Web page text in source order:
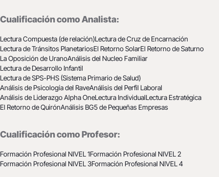
Cualificación como Analista:
Lectura Compuesta (de relación)Lectura de Cruz de Encarnación
Lectura de Tránsitos PlanetariosEl Retorno SolarEl Retorno de Saturno
La Oposición de UranoAnálisis del Nucleo Familiar
Lectura de Desarrollo Infantil
Lectura de SPS-PHS (Sistema Primario de Salud)
Análisis de Psicología del RaveAnálisis del Perfil Laboral
Análisis de Liderazgo Alpha OneLectura IndividualLectura Estratégica
El Retorno de QuirónAnálisis BG5 de Pequeñas Empresas
Cualificación como Profesor:
Formación Profesional NIVEL 1Formación Profesional NIVEL 2
Formación Profesional NIVEL 3Formación Profesional NIVEL 4